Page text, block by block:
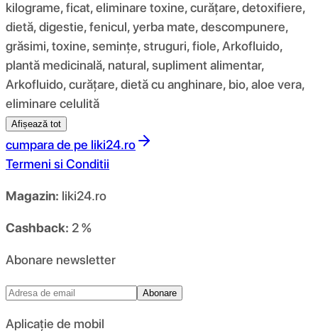
kilograme, ficat, eliminare toxine, curățare, detoxifiere,
dietă, digestie, fenicul, yerba mate, descompunere,
grăsimi, toxine, semințe, struguri, fiole, Arkofluido,
plantă medicinală, natural, supliment alimentar,
Arkofluido, curățare, dietă cu anghinare, bio, aloe vera,
eliminare celulită
Afișează tot
cumpara de pe liki24.ro
Termeni si Conditii
Magazin: liki24.ro
Cashback: 2 %
Abonare newsletter
Abonare
Aplicație de mobil